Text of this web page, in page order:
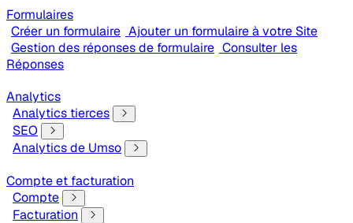
Formulaires
Créer un formulaire Ajouter un formulaire à votre Site
Gestion des réponses de formulaire Consulter les
Réponses
Analytics
Analytics tierces
SEO
Analytics de Umso
Compte et facturation
Compte
Facturation